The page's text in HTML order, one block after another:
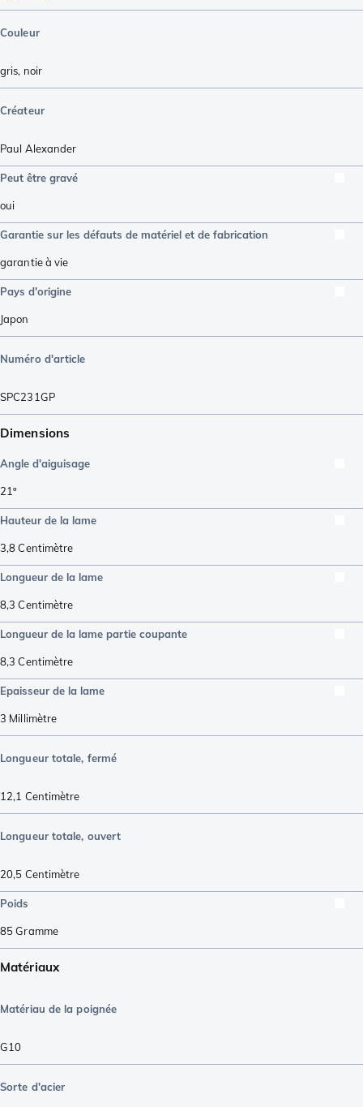
Couleur
gris, noir
Créateur
Paul Alexander
Peut être gravé
oui
Garantie sur les défauts de matériel et de fabrication
garantie à vie
Pays d'origine
Japon
Numéro d'article
SPC231GP
Dimensions
Angle d'aiguisage
21º
Hauteur de la lame
3,8Centimètre
Longueur de la lame
8,3 Centimètre
Longueur de la lame partie coupante
8,3 Centimètre
Epaisseur de la lame
3 Millimètre
Longueur totale, fermé
12,1 Centimètre
Longueur totale, ouvert
20,5 Centimètre
Poids
85Gramme
Matériaux
Matériau de la poignée
G10
Sorte d'acier